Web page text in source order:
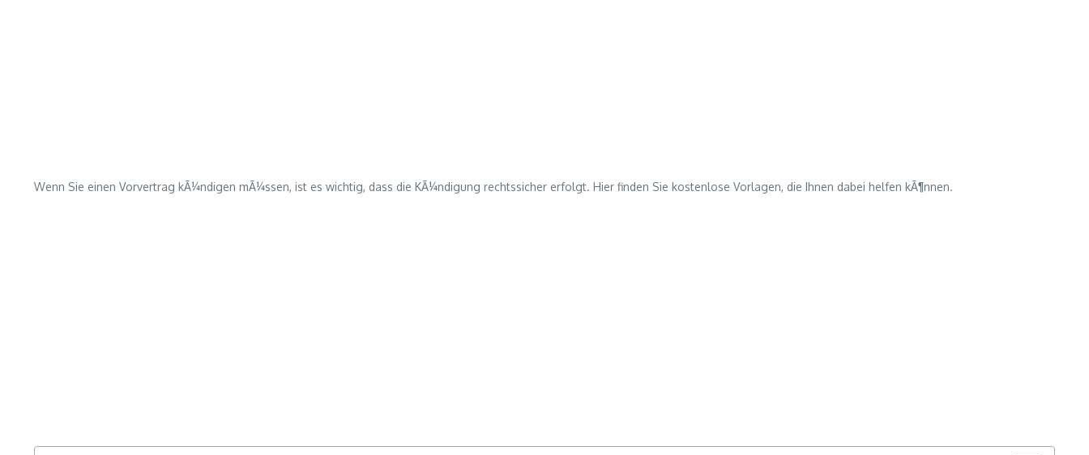
Wenn Sie einen Vorvertrag kÃ¼ndigen mÃ¼ssen, ist es wichtig, dass die KÃ¼ndigung rechtssicher erfolgt. Hier finden Sie kostenlose Vorlagen, die Ihnen dabei helfen kÃ¶nnen.